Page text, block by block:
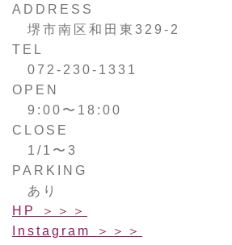
ADDRESS
堺市南区和田東329-2
TEL
072-230-1331
OPEN
9:00〜18:00
CLOSE
1/1〜3
PARKING
あり
HP ＞＞＞
Instagram ＞＞＞